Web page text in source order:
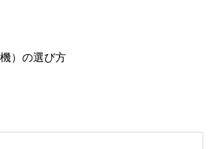
）の選び方